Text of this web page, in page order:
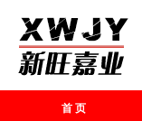
首 页